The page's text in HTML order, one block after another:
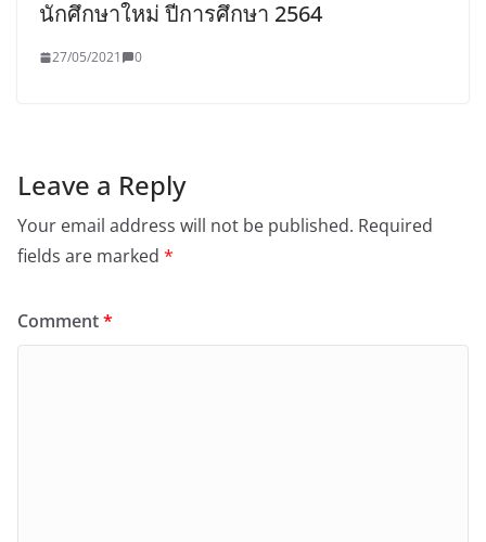
นักศึกษาใหม่ ปีการศึกษา 2564
27/05/2021 0
Leave a Reply
Your email address will not be published. Required
fields are marked *
Comment*